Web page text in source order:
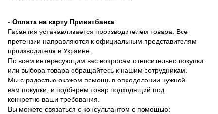
- Оплата на карту Приватбанка
Гарантия устанавливается производителем товара. Все
претензии направляются к официальным представителям
производителя в Украине.
По всем интересующим вас вопросам относительно покупки
или выбора товара обращайтесь к нашим сотрудникам.
Мы с радостью окажем помощь в определении нужной
вам покупки, и подберем товар подходящий под
конкретно ваши требования.
Вы можете связаться с консультантом с помощью: